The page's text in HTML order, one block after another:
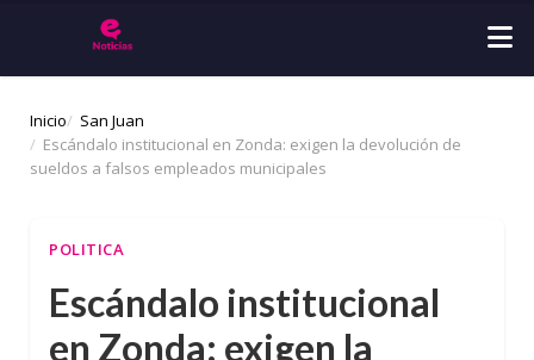
Inicio
San Juan
Escándalo institucional en Zonda: exigen la devolución de
sueldos a falsos empleados municipales
POLITICA
Escándalo institucional
en Zonda: exigen la